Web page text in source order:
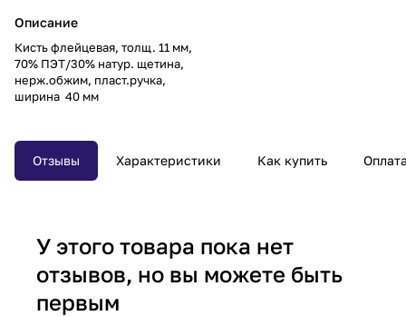
Описание
Кисть флейцевая, толщ. 11 мм,
70% ПЭT/30% натур. щетина,
нерж.обжим, пласт.ручка,
ширина 40 мм
Отзывы Характеристики Как купить
У этого товара пока нет
отзывов, но вы можете быть
первым